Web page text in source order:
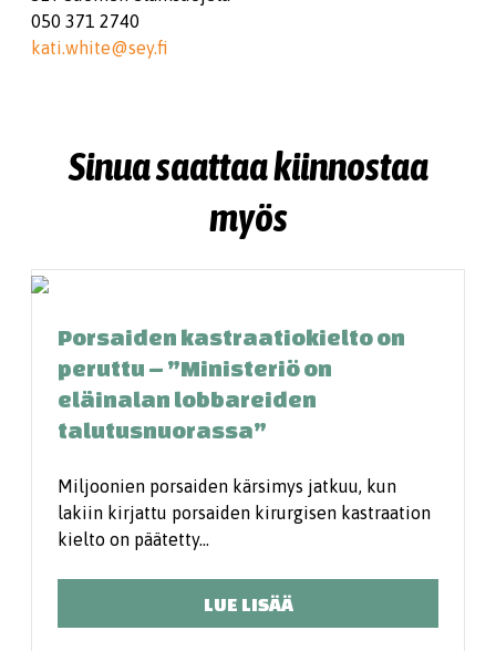
050 371 2740
kati.white@sey.fi
Sinua saattaa kiinnostaa
myös
Porsaiden kastraatiokielto on
peruttu – ”Ministeriö on
eläinalan lobbareiden
talutusnuorassa”
Miljoonien porsaiden kärsimys jatkuu, kun
lakiin kirjattu porsaiden kirurgisen kastraation
kielto on päätetty…
LUE LISÄÄ